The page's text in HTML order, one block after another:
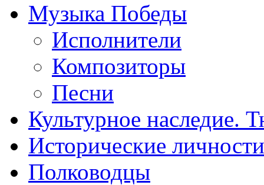
Музыка Победы
Исполнители
Композиторы
Песни
Культурное наследие.
Исторические личности
Полководцы